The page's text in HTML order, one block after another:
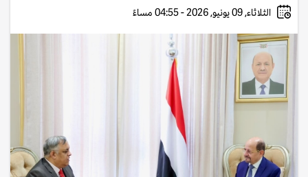
الثلاثاء, 09 يونيو, 2026 - 04:55 مساءً